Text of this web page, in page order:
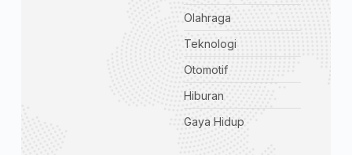
Olahraga
Teknologi
Otomotif
Hiburan
Gaya Hidup